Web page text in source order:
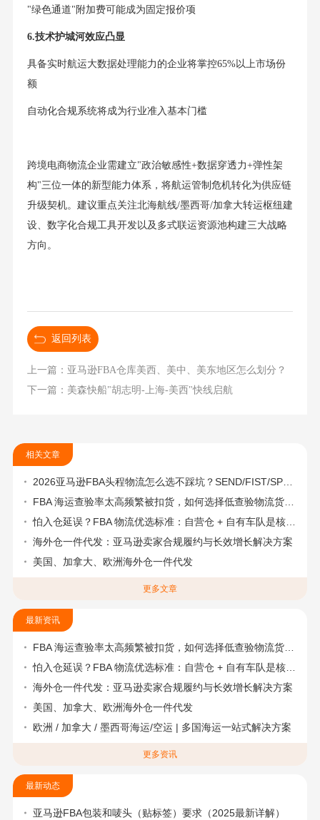
"绿色通道"附加费可能成为固定报价项
6.技术护城河效应凸显
具备实时航运大数据处理能力的企业将掌控65%以上市场份
额
自动化合规系统将成为行业准入基本门槛
跨境电商物流企业需建立"政治敏感性+数据穿透力+弹性架
构"三位一体的新型能力体系，将航运管制危机转化为供应链
升级契机。建议重点关注北海航线/墨西哥/加拿大转运枢纽建
设、数字化合规工具开发以及多式联运资源池构建三大战略
方向。
返回列表
上一篇：亚马逊FBA仓库美西、美中、美东地区怎么划分？
下一篇：美森快船"胡志明-上海-美西"快线启航
相关文章
2026亚马逊FBA头程物流怎么选不踩坑？SEND/FIST/SPN官方认证物流商，只有这家敢承诺“准达率第一”
FBA 海运查验率太高频繁被扣货，如何选择低查验物流货代？
怕入仓延误？FBA 物流优选标准：自营仓 + 自有车队是核心硬指标
海外仓一件代发：亚马逊卖家合规履约与长效增长解决方案
美国、加拿大、欧洲海外仓一件代发
更多文章
最新资讯
FBA 海运查验率太高频繁被扣货，如何选择低查验物流货代？
怕入仓延误？FBA 物流优选标准：自营仓 + 自有车队是核心硬指标
海外仓一件代发：亚马逊卖家合规履约与长效增长解决方案
美国、加拿大、欧洲海外仓一件代发
欧洲 / 加拿大 / 墨西哥海运/空运 | 多国海运一站式解决方案
更多资讯
最新动态
亚马逊FBA包装和唛头（贴标签）要求（2025最新详解）